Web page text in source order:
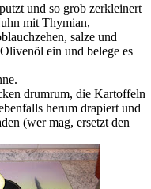
und so grob zerkleinert
mit Thymian,
salze und
ein und belege es
drumrum, die Kartoffeln
herum drapiert und
(wer mag, ersetzt den